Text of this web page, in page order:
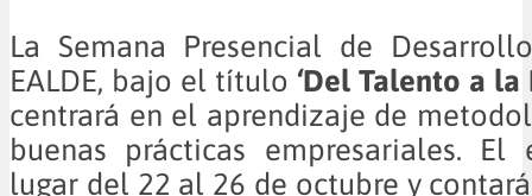
La Semana Presencial de
EALDE, bajo el título ‘Del Talento a la
centrará en el aprendizaje de
buenas prácticas empresariales. El
lugar del 22 al 26 de octubre y